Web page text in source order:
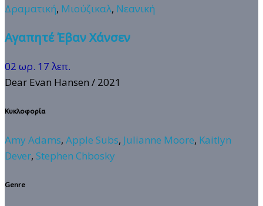
Δραματική, Μιούζικαλ, Νεανική
Αγαπητέ Έβαν Χάνσεν
02 ωρ. 17 λεπ.
Dear Evan Hansen / 2021
Κυκλοφορία
Amy Adams, Apple Subs, Julianne Moore, Kaitlyn
Dever, Stephen Chbosky
Genre